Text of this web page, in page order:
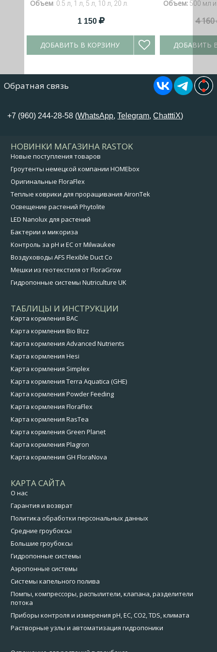
Объем: 0.5 л, 1 л, 5 л, 10 л, 20 л.
1 150
ДОБАВИТЬ В КОРЗИНУ
Объем: 500 мл
4 160
ДОБАВИТЬ
Обратная связь
+7 (960) 244-28-58 (WhatsApp,Telegram,ChatttiX)
НОВИНКИ МАГАЗИНА RASTOK
Новые поступления товаров
Гроутенты немецкой компании HOMEbox
Оригинальные FloraFlex
Теплые коврики для проращивания AironTek
Освещение растений Phytolite
LED Nanolux для растений
Бактерии и микориза
Контроль за pH и EC от Milwaukee
Воздуховоды AFS Flexible Duct Co
Мешки из геотекстиля от FloraGrow
Гидропонные системы Nutriculture UK
ТАБЛИЦЫ И ИНСТРУКЦИИ
Карта кормления BAC
Карта кормления Bio Bizz
Карта кормления Advanced Nutrients
Карта кормления Hesi
Карта кормления Simplex
Карта кормления Terra Aquatica (GHE)
Карта кормления Powder Feeding
Карта кормления FloraFlex
Карта кормления RasTea
Карта кормления Green Planet
Карта кормления Plagron
Карта кормления GH FloraNova
КАРТА САЙТА
О нас
Гарантия и возврат
Политика обработки персональных данных
Средние гроубоксы
Большие гроубоксы
Гидропонные системы
Аэропонные системы
Системы капельного полива
Помпы, компрессоры, распылители, клапана, разделители
потока
Приборы контроля и измерения pH, EC, CO2, TDS, климата
Растворные узлы и автоматизация гидропоники